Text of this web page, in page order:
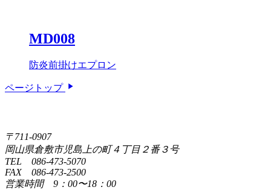
MD008
防炎前掛けエプロン
ページトップ
〒711-0907
岡山県倉敷市児島上の町４丁目２番３号
TEL 086-473-5070
FAX 086-473-2500
営業時間 9：00〜18：00